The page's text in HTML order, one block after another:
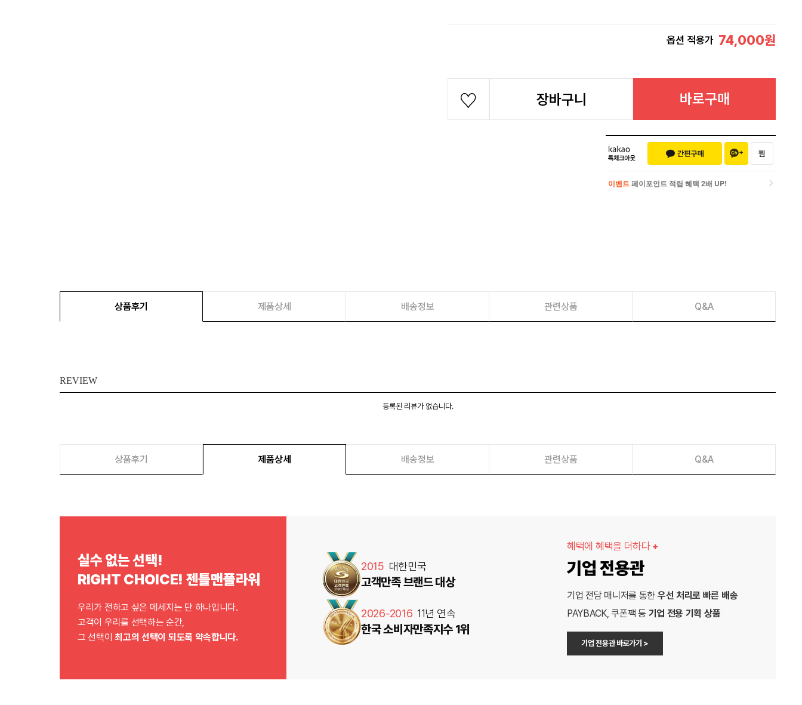
옵션 적용가 74,000원
장바구니 바로구매
이벤트 페이포인트 적립 혜택 2배 UP!
상품후기 제품상세 배송정보 관련상품 Q&A
REVIEW
등록된 리뷰가 없습니다.
상품후기 제품상세 배송정보 관련상품 Q&A
실수 없는 선택!
RIGHT CHOICE! 젠틀맨플라워
우리가 전하고 싶은 메세지는 단 하나입니다.
고객이 우리를 선택하는 순간,
그 선택이최고의 선택이 되도록 약속합니다.
2015 대한민국
고객만족 브랜드 대상
2026-2016 11년 연속
한국 소비자만족지수 1위
혜택에 혜택을 더하다 +
기업 전용관
기업 전담 매니저를 통한 우선 처리로 빠른 배송
PAYBACK, 쿠폰팩 등 기업 전용 기획 상품
기업 전용관 바로가기 >